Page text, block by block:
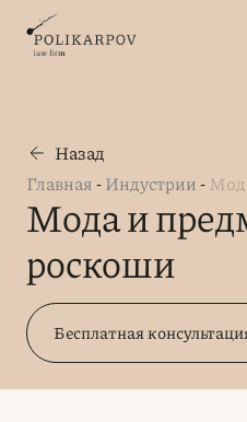
Назад
Главная-Индустрии-
Мода и
роскоши
Бесплатная